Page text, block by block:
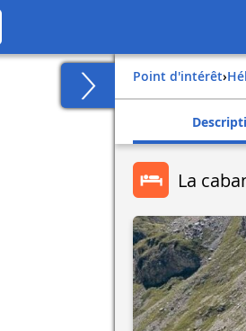
Point d'intérêt›
La